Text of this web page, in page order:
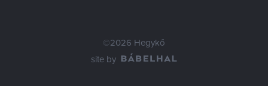
©2026 Hegykő
site by